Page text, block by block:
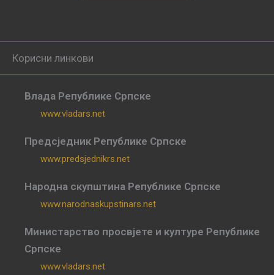
Корисни линкови
Влада Републике Српске
www.vladars.net
Предсједник Републике Српске
www.predsjednikrs.net
Народна скупштина Републике Српске
www.narodnaskupstinars.net
Министарство просвјете и културе Републике
Српске
www.vladars.net